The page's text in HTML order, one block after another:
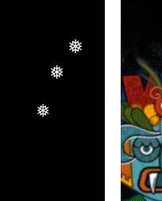
❅